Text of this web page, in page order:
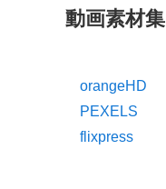
動画素材集
orangeHD
PEXELS
flixpress